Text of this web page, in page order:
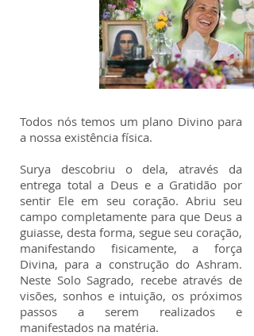
Todos nós temos um plano Divino para
a nossa existência física.
Surya descobriu o dela, através da
entrega total a Deus e a Gratidão por
sentir Ele em seu coração. Abriu seu
campo completamente para que Deus a
guiasse, desta forma, segue seu coração,
manifestando fisicamente, a força
Divina, para a construção do Ashram.
Neste Solo Sagrado, recebe através de
visões, sonhos e intuição, os próximos
passos a serem realizados e
manifestados na matéria.